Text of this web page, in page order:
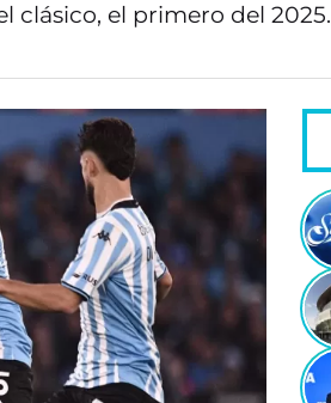
clásico, el primero del 2025.